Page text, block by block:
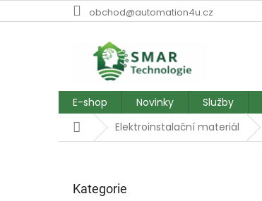
na
obchod@automation4u.cz
E-shop Novinky Služby
DomůElektroinstalační materiál
kategorie
Kategorie